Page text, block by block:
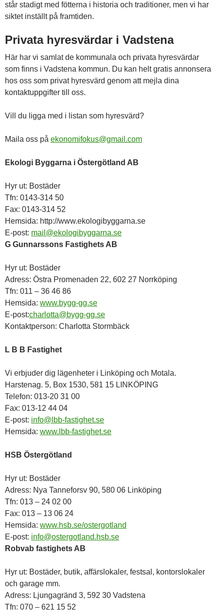
står stadigt med fötterna i historia och traditioner, men vi har
siktet inställt på framtiden.
Privata hyresvärdar i Vadstena
Här har vi samlat de kommunala och privata hyresvärdar
som finns i Vadstena kommun. Du kan helt gratis annonsera
hos oss som privat hyresvärd genom att mejla dina
kontaktuppgifter till oss.
Vill du ligga med i listan som hyresvärd?
Maila oss på ekonomifokus@gmail.com
Ekologi Byggarna i Östergötland AB
Hyr ut: Bostäder
Tfn: 0143-314 50
Fax: 0143-314 52
Hemsida: http://www.ekologibyggarna.se
E-post: mail@ekologibyggarna.se
G Gunnarssons Fastighets AB
Hyr ut: Bostäder
Adress: Östra Promenaden 22, 602 27 Norrköping
Tfn: 011 – 36 46 86
Hemsida: www.bygg-gg.se
E-post:charlotta@bygg-gg.se
Kontaktperson: Charlotta Stormbäck
L B B Fastighet
Vi erbjuder dig lägenheter i Linköping och Motala.
Harstenag. 5, Box 1530, 581 15 LINKÖPING
Telefon: 013-20 31 00
Fax: 013-12 44 04
E-post: info@lbb-fastighet.se
Hemsida: www.lbb-fastighet.se
HSB Östergötland
Hyr ut: Bostäder
Adress: Nya Tanneforsv 90, 580 06 Linköping
Tfn: 013 – 24 02 00
Fax: 013 – 13 06 24
Hemsida: www.hsb.se/ostergotland
E-post: info@ostergotland.hsb.se
Robvab fastighets AB
Hyr ut: Bostäder, butik, affärslokaler, festsal, kontorslokaler
och garage mm.
Adress: Ljungagränd 3, 592 30 Vadstena
Tfn: 070 – 621 15 52